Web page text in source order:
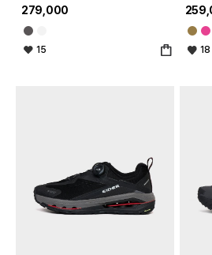
279,000
15 18